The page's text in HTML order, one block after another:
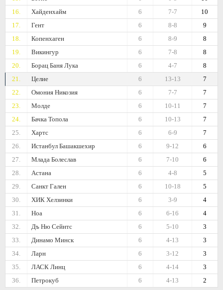
16.
Хайденхайм 10
7-7
6
17.
Гент 9
8-8
6
18.
Копенхаген 8
8-9
6
19.
Викингур 8
7-8
6
20.
Борац Баня Лука 8
4-7
6
21.
Целие 7
13-13
6
22.
Омония Никозия 7
7-7
6
23.
Молде 7
10-11
6
24.
Бачка Топола 7
10-13
6
25.
Хартс 7
6-9
6
26.
Истанбул Башакшехир 6
9-12
6
27.
Млада Болеслав 6
7-10
6
28.
Астана 5
4-8
6
29.
Санкт Гален 5
10-18
6
30.
ХИК Хелзинки 4
3-9
6
31.
Ноа 4
6-16
6
32.
Дъ Ню Сейнтс 3
5-10
6
33.
Динамо Минск 3
4-13
6
34.
Ларн 3
3-12
6
35.
ЛАСК Линц 3
4-14
6
36.
Петрокуб 2
4-13
6